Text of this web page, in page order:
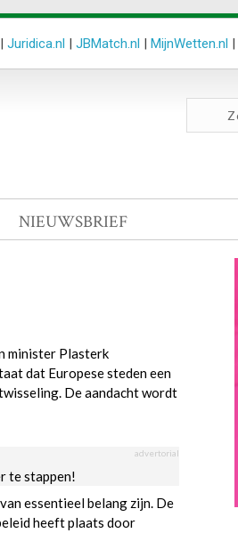
| Juridica.nl | JBMatch.nl | MijnWetten.nl |
NIEUWSBRIEF
minister Plasterk
dat Europese steden een
De aandacht wordt
advertorial
te stappen!
essentieel belang zijn. De
heeft plaats door